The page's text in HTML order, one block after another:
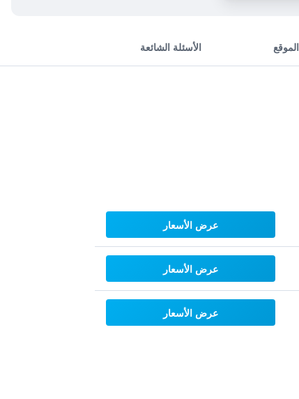
الموقع الأسئلة الشائعة
عرض الأسعار
عرض الأسعار
عرض الأسعار